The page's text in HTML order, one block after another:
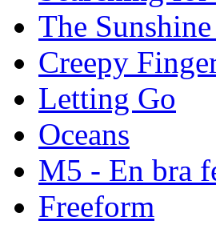
The Sunshine
Creepy
Letting Go
Oceans
M5 - En bra
Freeform